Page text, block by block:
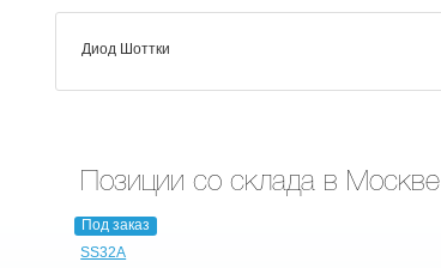
Диод Шоттки
Позиции со склада в Москве
Под заказ
SS32A